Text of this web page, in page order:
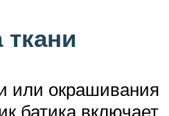
ткани
или окрашивания
батика включает